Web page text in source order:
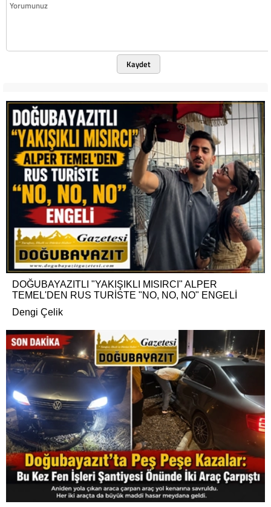
Kaydet
DOĞUBAYAZITLI "YAKIŞIKLI MISIRCI" ALPER
TEMEL'DEN RUS TURİSTE "NO, NO, NO" ENGELİ
Dengi Çelik